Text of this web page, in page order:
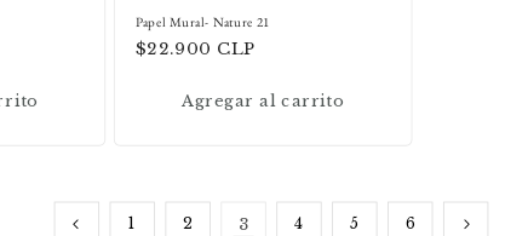
Papel Mural- Nature 21
Precio
$22.900 CLP
Agregar al carrito
1 2 3 4 5 6